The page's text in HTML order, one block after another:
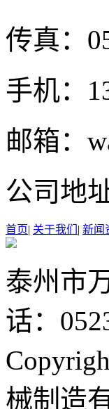
传真：
手机：
邮箱：
公司地址
首页| 关于我们 | 新闻
泰州市
话：
械制造